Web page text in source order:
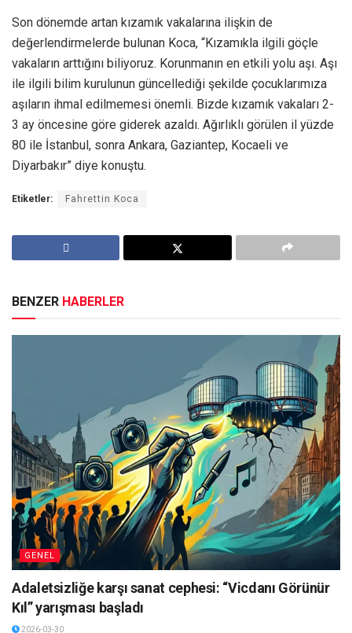
Son dönemde artan kızamık vakalarına ilişkin de
değerlendirmelerde bulunan Koca, “Kızamıkla ilgili göçle
vakaların arttığını biliyoruz. Korunmanın en etkili yolu aşı. Aşı
ile ilgili bilim kurulunun güncellediği şekilde çocuklarımıza
aşıların ihmal edilmemesi önemli. Bizde kızamık vakaları 2-
3 ay öncesine göre giderek azaldı. Ağırlıklı görülen il yüzde
80 ile İstanbul, sonra Ankara, Gaziantep, Kocaeli ve
Diyarbakır” diye konuştu.
Etiketler: Fahrettin Koca
BENZER HABERLER
GENEL
Adaletsizliğe karşı sanat cephesi: “Vicdanı Görünür
Kıl” yarışması başladı
2026-03-30